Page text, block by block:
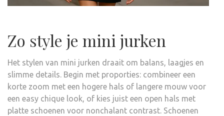
Zo style je mini jurken
Het stylen van mini jurken draait om balans, laagjes en
slimme details. Begin met proporties: combineer een
korte zoom met een hogere hals of langere mouw voor
een easy chique look, of kies juist een open hals met
platte schoenen voor nonchalant contrast. Schoenen